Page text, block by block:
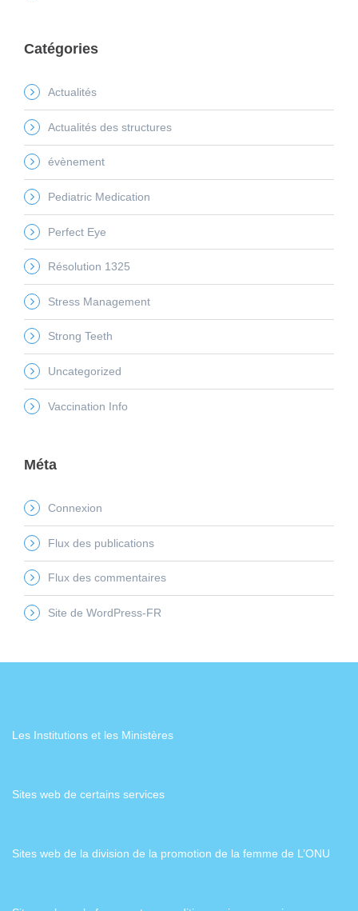
Catégories
Actualités
Actualités des structures
évènement
Pediatric Medication
Perfect Eye
Résolution 1325
Stress Management
Strong Teeth
Uncategorized
Vaccination Info
Méta
Connexion
Flux des publications
Flux des commentaires
Site de WordPress-FR
Les Institutions et les Ministères
Sites web de certains services
Sites web de la division de la promotion de la femme de L’ONU